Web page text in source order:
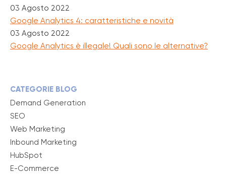
CATEGORIE BLOG
Demand Generation
SEO
Web Marketing
Inbound Marketing
HubSpot
E-Commerce
03 Agosto 2022
Google Analytics 4: caratteristiche e novità
03 Agosto 2022
Google Analytics è illegale! Quali sono le alternative?